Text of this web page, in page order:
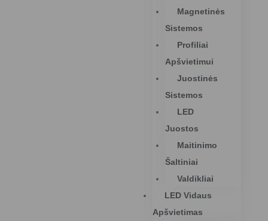
Magnetinės
Sistemos
Profiliai
Apšvietimui
Juostinės
Sistemos
LED
Juostos
Maitinimo
Šaltiniai
Valdikliai
LED Vidaus
Apšvietimas